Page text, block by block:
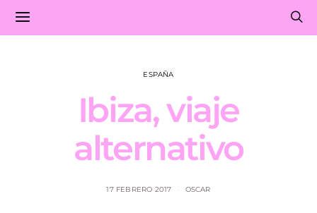
ESPAÑA
Ibiza, viaje
alternativo
17 FEBRERO 2017 OSCAR